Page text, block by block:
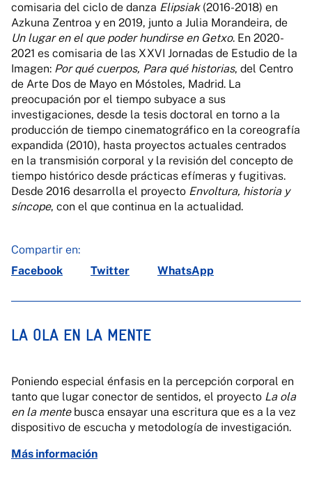
comisaria del ciclo de danza Elipsiak(2016-2018) en
Azkuna Zentroa y en 2019, junto a Julia Morandeira, de
Un lugar en el que poder hundirse en Getxo. En 2020-
2021 es comisaria de las XXVI Jornadas de Estudio de la
Imagen: Por qué cuerpos, Para qué historias, del Centro
de Arte Dos de Mayo en Móstoles, Madrid. La
preocupación por el tiempo subyace a sus
investigaciones, desde la tesis doctoral en torno a la
producción de tiempo cinematográfico en la coreografía
expandida (2010), hasta proyectos actuales centrados
en la transmisión corporal y la revisión del concepto de
tiempo histórico desde prácticas efímeras y fugitivas.
Desde 2016 desarrolla el proyecto Envoltura, historia y
síncope, con el que continua en la actualidad.
Compartir en:
Facebook
Twitter WhatsApp
LA OLA EN LA MENTE
Poniendo especial énfasis en la percepción corporal en
tanto que lugar conector de sentidos, el proyecto La ola
en la mentebusca ensayar una escritura que es a la vez
dispositivo de escucha y metodología de investigación.
Más información